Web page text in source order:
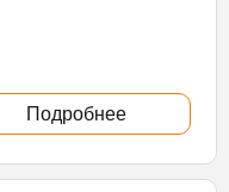
Подробнее